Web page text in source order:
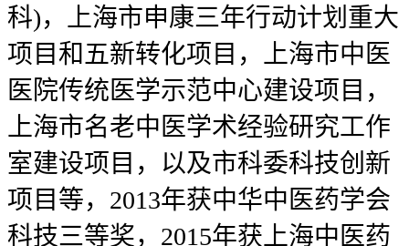
科)，上海市申康三年行动计划重大
项目和五新转化项目，上海市中医
医院传统医学示范中心建设项目，
上海市名老中医学术经验研究工作
室建设项目，以及市科委科技创新
项目等，2013年获中华中医药学会
科技三等奖，2015年获上海中医药